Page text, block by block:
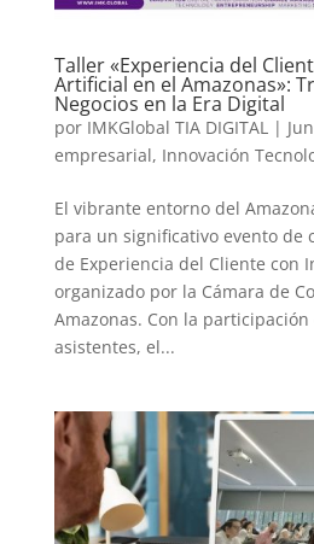
Taller «Experiencia del
Artificial en el Amazonas»:
Negocios en la Era Digital
por IMKGlobal TIA DIGITAL|
empresarial, Innovación
El vibrante entorno del
para un significativo evento de
de Experiencia del Cliente con
organizado por la Cámara de
Amazonas. Con la
asistentes, el...